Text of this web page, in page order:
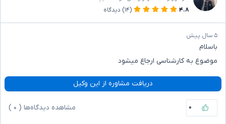
۴.۸
(۱۴) دیدگاه
۵ سال پیش
باسلام
موضوع به کارشناسی ارجاع میشود
دریافت مشاوره از این وکیل
۰ مشاهده دیدگاه‌ها ( ۰